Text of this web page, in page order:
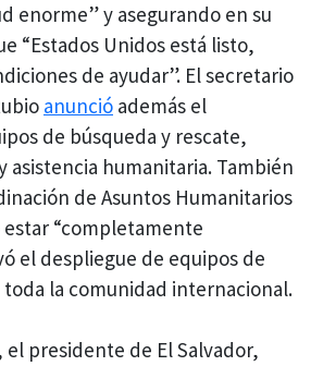
enorme” y asegurando en su
“Estados Unidos está listo,
de ayudar”. El secretario
anunció además el
de búsqueda y rescate,
asistencia humanitaria. También
de Asuntos Humanitarios
“completamente
el despliegue de equipos de
la comunidad internacional.
el presidente de El Salvador,